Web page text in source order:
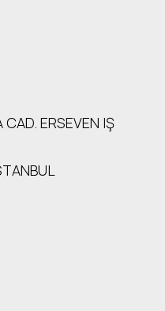
ERSEVEN IŞ